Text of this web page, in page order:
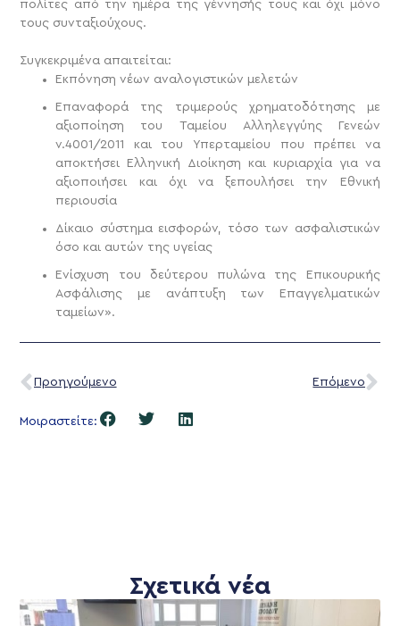
πολίτες από την ημέρα της γέννησής τους και όχι μόνο
τους συνταξιούχους.
Συγκεκριμένα απαιτείται:
Εκπόνηση νέων αναλογιστικών μελετών
Επαναφορά της τριμερούς χρηματοδότησης με
αξιοποίηση του Ταμείου Αλληλεγγύης Γενεών
ν.4001/2011 και του Υπερταμείου που πρέπει να
αποκτήσει Ελληνική Διοίκηση και κυριαρχία για να
αξιοποιήσει και όχι να ξεπουλήσει την Εθνική
περιουσία
Δίκαιο σύστημα εισφορών, τόσο των ασφαλιστικών
όσο και αυτών της υγείας
Ενίσχυση του δεύτερου πυλώνα της Επικουρικής
Ασφάλισης με ανάπτυξη των Επαγγελματικών
ταμείων».
Προηγούμενο Επόμενο
Μοιραστείτε:
Σχετικά νέα